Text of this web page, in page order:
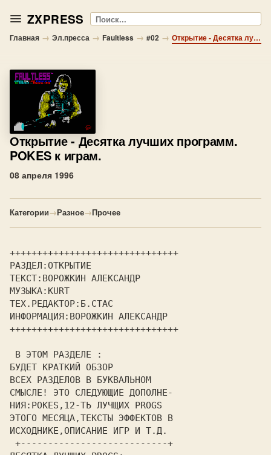
ZXPRESS Поиск
Главная → Эл.пресса → Faultless → #02 → Открытие - Десятка лучших программ. POKES к играм.
Открытие- Десятка лучших программ.
POKES к играм.
08 апреля 1996
Категории→Разное→Прочее
+++++++++++++++++++++++++++++++
РАЗДЕЛ:ОТКРЫТИЕ
ТЕКСТ:ВОРОЖКИН АЛЕКСАНДР
МУЗЫКА:KURT
ТЕХ.РЕДАКТОР:Б.СТАС
ИНФОРМАЦИЯ:ВОРОЖКИН АЛЕКСАНДР
+++++++++++++++++++++++++++++++
В ЭТОМ РАЗДЕЛЕ :
БУДЕТ КРАТКИЙ ОБЗОР
ВСЕХ РАЗДЕЛОВ В БУКВАЛЬНОМ
СМЫСЛЕ! ЭТО СЛЕДУЮЩИЕ ДОПОЛНЕ-
НИЯ:POKES,12-ТЬ ЛУЧЩИХ PROGS
ЭТОГО МЕСЯЦА,ТЕКСТЫ ЭФФЕКТОВ В
ИСХОДНИКЕ,ОПИСАНИЕ ИГР И Т.Д.
+---------------------------+